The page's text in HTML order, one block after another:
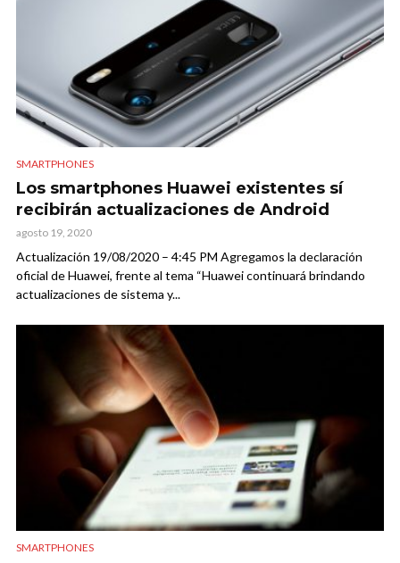
SMARTPHONES
Los smartphones Huawei existentes sí
recibirán actualizaciones de Android
agosto 19, 2020
Actualización 19/08/2020 – 4:45 PM Agregamos la declaración
oficial de Huawei, frente al tema “Huawei continuará brindando
actualizaciones de sistema y...
SMARTPHONES